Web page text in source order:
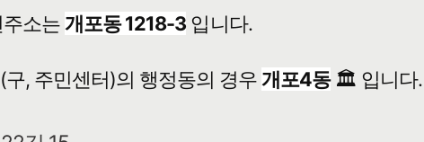
주소는개포동 1218-3 입니다.
, 주민센터)의 행정동의 경우개포4동🏛️ 입니다.